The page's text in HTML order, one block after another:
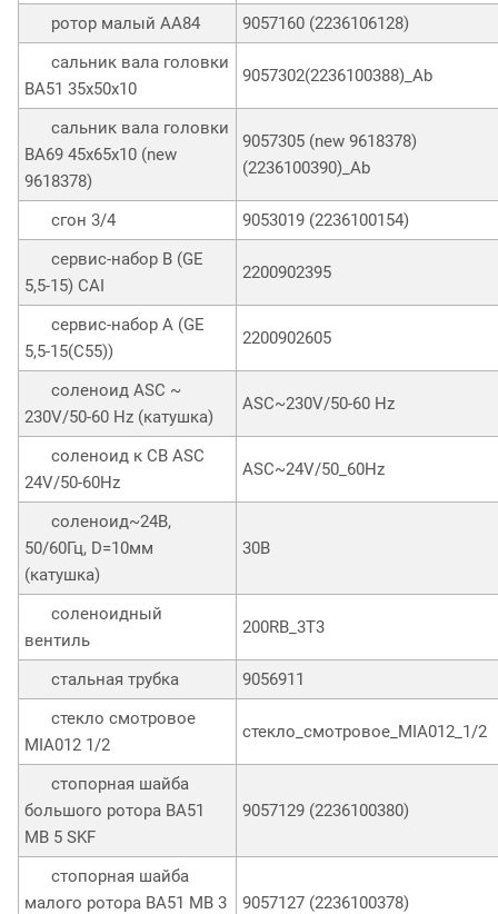
ротор малый АА84
9057160 (2236106128)
сальник вала головки
ВА51 35х50х10
9057302(2236100388)_Ab
сальник вала головки
ВА69 45х65х10 (new
9618378)
9057305 (new 9618378)
(2236100390)_Ab
сгон 3/4
9053019 (2236100154)
сервис-набор B (GE
5,5-15) CAI
2200902395
сервис-набор А (GE
5,5-15(С55))
2200902605
соленоид ASC ~
230V/50-60 Hz (катушка)
ASC~230V/50-60 Hz
соленоид к СВ ASC
24V/50-60Hz
ASC~24V/50_60Hz
соленоид~24В,
50/60Гц, D=10мм
(катушка)
30B
соленоидный
вентиль
200RB_3T3
стальная трубка
9056911
стекло смотровое
MIA012 1/2
стекло_смотровое_MIA012_1/2
стопорная шайба
большого ротора ВА51
MB 5 SKF
9057129 (2236100380)
стопорная шайба
малого ротора ВА51 MB 3
9057127 (2236100378)